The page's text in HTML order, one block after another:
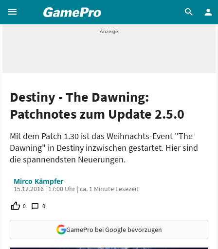
Destiny - The Dawning:
Patchnotes zum Update 2.5.0
Mit dem Patch 1.30 ist das Weihnachts-Event "The
Dawning" in Destiny inzwischen gestartet. Hier sind
die spannendsten Neuerungen.
Mirco Kämpfer
15.12.2016 | 17:00 Uhr | ca. 1 Minute Lesezeit
0 0
GamePro bei Google bevorzugen